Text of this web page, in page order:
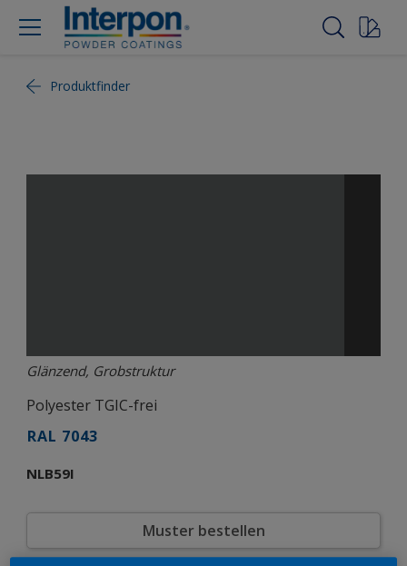
Produktfinder
Glänzend, Grobstruktur
Polyester TGIC-frei
RAL 7043
NLB59I
Muster bestellen